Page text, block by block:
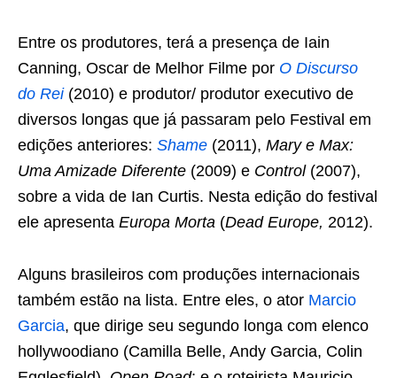
Entre os produtores, terá a presença de Iain
Canning, Oscar de Melhor Filme por O Discurso
do Rei(2010) e produtor/ produtor executivo de
diversos longas que já passaram pelo Festival em
edições anteriores: Shame (2011), Mary e Max:
Uma Amizade Diferente (2009) e Control(2007),
sobre a vida de Ian Curtis. Nesta edição do festival
ele apresenta Europa Morta (Dead Europe, 2012).
Alguns brasileiros com produções internacionais
também estão na lista. Entre eles, o ator Marcio
Garcia, que dirige seu segundo longa com elenco
hollywoodiano (Camilla Belle, Andy Garcia, Colin